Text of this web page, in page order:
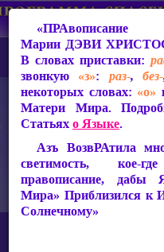
СакРАльная
Марии ДЭВИ
В словах приставки:
звонкую «з»: раз-,без-
некоторых словах: «о»
Матери Мира.
Статьяхо Языке.
Азъ ВозвРАтила
светимость, кое-
правописание,
Мира» Приблизился к
Солнечному»